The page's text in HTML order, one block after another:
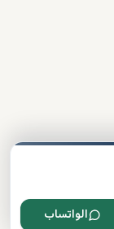
الواتساب